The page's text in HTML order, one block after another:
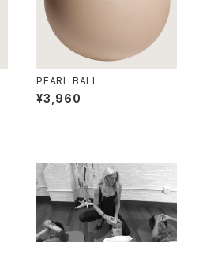
PEARL BALL
¥3,960